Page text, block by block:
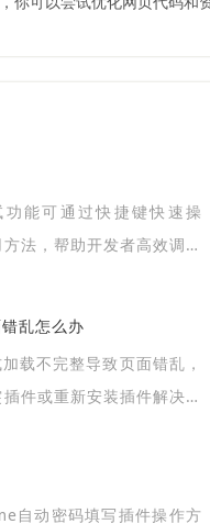
能可通过快捷键快速操
法，帮助开发者高效调试
便捷性。
乱怎么办
载不完整导致页面错乱，
件或重新安装插件解决样
自动密码填写插件操作方